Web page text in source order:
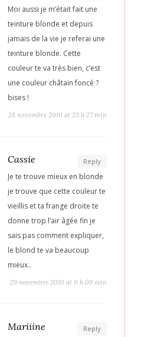
Moi aussi je m’était fait une
teinture blonde et depuis
jamais de la vie je referai une
teinture blonde. Cette
couleur te va très bien, c’est
une couleur châtain foncé ?
bises !
28 novembre 2010 at 23 h 27 min
Reply
Cassie
Je te trouve mieux en blonde
je trouve que cette couleur te
vieillis et ta frange droite te
donne trop l’air âgée fin je
sais pas comment expliquer,
le blond te va beaucoup
mieux..
29 novembre 2010 at 0 h 09 min
Reply
Mariiine